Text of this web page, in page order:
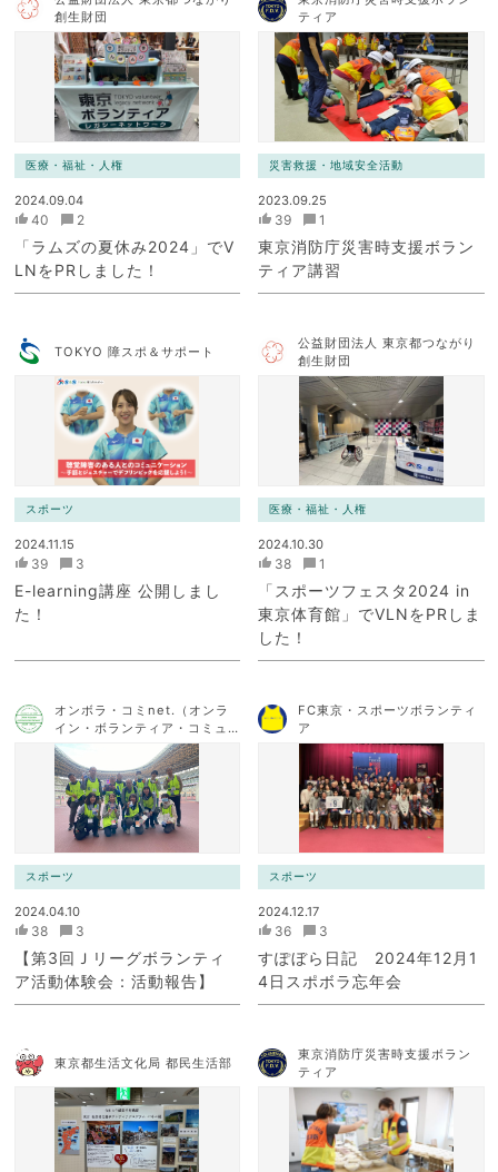
創生財団
医療・福祉・人権
2024.09.04
40 2
「ラムズの夏休み2024」でV
LNをPRしました！
ティア
災害救援・地域安全活動
2023.09.25
39 1
東京消防庁災害時支援ボラン
ティア講習
TOKYO 障スポ＆サポート
スポーツ
2024.11.15
39 3
E-learning講座 公開しまし
た！
公益財団法人 東京都つながり
創生財団
医療・福祉・人権
2024.10.30
38 1
「スポーツフェスタ2024 in
東京体育館」でVLNをPRしま
した！
オンボラ・コミnet.（オンラ
イン・ボランティア・コミュ
ニケーション・ネットワー
ク）
スポーツ
2024.04.10
38 3
【第3回Ｊリーグボランティ
ア活動体験会：活動報告】
FC東京・スポーツボランティ
ア
スポーツ
2024.12.17
36 3
すぽぼら日記 2024年12月1
4日スポボラ忘年会
東京都生活文化局 都民生活部
東京消防庁災害時支援ボラン
ティア